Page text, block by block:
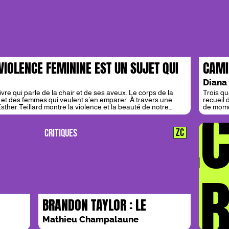
FEMININE EST UN SUJET QUI
qui parle de la chair et de ses aveux. Le corps de la
des femmes qui veulent s’en emparer. À travers une
Teillard montre la violence et la beauté de notre
Trois
recueil
de
autant
sa
retient
BRANDON TAYLOR : LE
COURAGE DES DERNIERS
Mathieu Champalaune
CRITIQUES ZC